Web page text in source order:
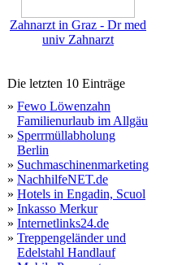
Zahnarzt in Graz - Dr med
univ Zahnarzt
Die letzten 10 Einträge
» Fewo Löwenzahn
Familienurlaub im Allgäu
» Sperrmüllabholung
Berlin
» Suchmaschinenmarketing
» NachhilfeNET.de
» Hotels in Engadin, Scuol
» Inkasso Merkur
» Internetlinks24.de
» Treppengeländer und
Edelstahl Handlauf